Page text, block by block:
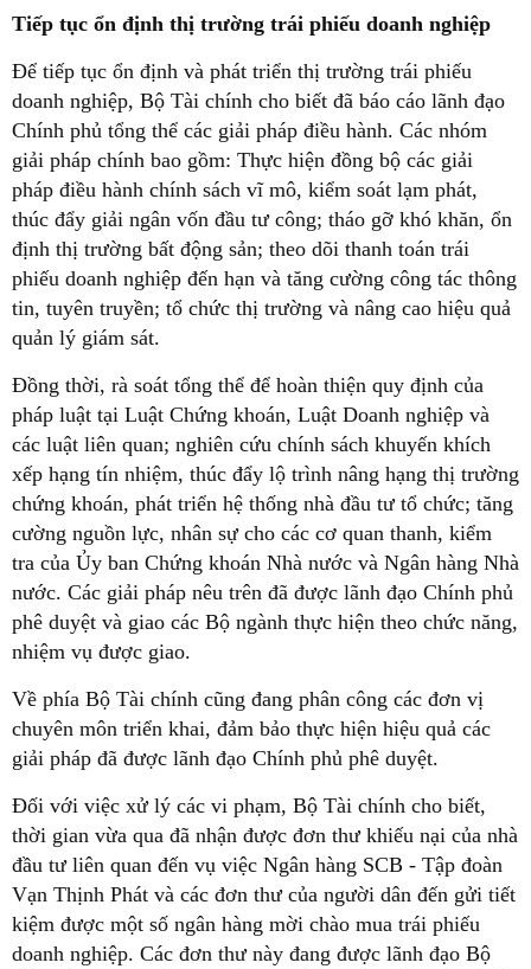
Tiếp tục ổn định thị trường trái phiếu doanh nghiệp
Để tiếp tục ổn định và phát triển thị trường trái phiếu
doanh nghiệp, Bộ Tài chính cho biết đã báo cáo lãnh đạo
Chính phủ tổng thể các giải pháp điều hành. Các nhóm
giải pháp chính bao gồm: Thực hiện đồng bộ các giải
pháp điều hành chính sách vĩ mô, kiểm soát lạm phát,
thúc đẩy giải ngân vốn đầu tư công; tháo gỡ khó khăn, ổn
định thị trường bất động sản; theo dõi thanh toán trái
phiếu doanh nghiệp đến hạn và tăng cường công tác thông
tin, tuyên truyền; tổ chức thị trường và nâng cao hiệu quả
quản lý giám sát.
Đồng thời, rà soát tổng thể để hoàn thiện quy định của
pháp luật tại Luật Chứng khoán, Luật Doanh nghiệp và
các luật liên quan; nghiên cứu chính sách khuyến khích
xếp hạng tín nhiệm, thúc đẩy lộ trình nâng hạng thị trường
chứng khoán, phát triển hệ thống nhà đầu tư tổ chức; tăng
cường nguồn lực, nhân sự cho các cơ quan thanh, kiểm
tra của Ủy ban Chứng khoán Nhà nước và Ngân hàng Nhà
nước. Các giải pháp nêu trên đã được lãnh đạo Chính phủ
phê duyệt và giao các Bộ ngành thực hiện theo chức năng,
nhiệm vụ được giao.
Về phía Bộ Tài chính cũng đang phân công các đơn vị
chuyên môn triển khai, đảm bảo thực hiện hiệu quả các
giải pháp đã được lãnh đạo Chính phủ phê duyệt.
Đối với việc xử lý các vi phạm, Bộ Tài chính cho biết,
thời gian vừa qua đã nhận được đơn thư khiếu nại của nhà
đầu tư liên quan đến vụ việc Ngân hàng SCB - Tập đoàn
Vạn Thịnh Phát và các đơn thư của người dân đến gửi tiết
kiệm được một số ngân hàng mời chào mua trái phiếu
doanh nghiệp. Các đơn thư này đang được lãnh đạo Bộ